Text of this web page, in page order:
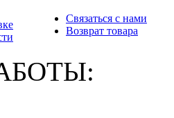
Связаться с нами
Возврат товара